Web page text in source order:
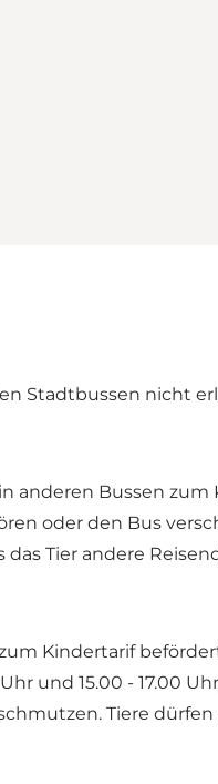
Stadtbussen nicht
anderen Bussen
oder den Bus
Tier andere
Kindertarif
und 15.00 - 17.00
Tiere